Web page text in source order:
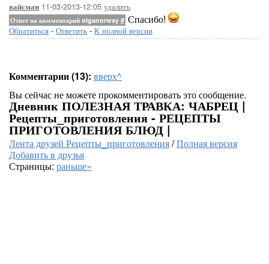
вайсман 11-03-2013-12:05 удалить
Ответ на комментарий olganorway # Спасибо!
Обратиться - Ответить - К полной версии
Комментарии (13): вверх^
Вы сейчас не можете прокомментировать это сообщение.
Дневник ПОЛЕЗНАЯ ТРАВКА: ЧАБРЕЦ |
Рецепты_приготовления - РЕЦЕПТЫ
ПРИГОТОВЛЕНИЯ БЛЮД |
Лента друзей Рецепты_приготовления/Полная версия
Добавить в друзья
Страницы: раньше»